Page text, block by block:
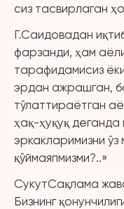
сиз тасвирлаган
Г.Саидовадан
фарзанди, ҳам
тарафидамисиз
эрдан ажрашган,
тўлаттираётган
ҳақ-ҳуқуқ
эркакларимизни
қўймаяпмизми?..»
СукутСақлама
Бизнинг